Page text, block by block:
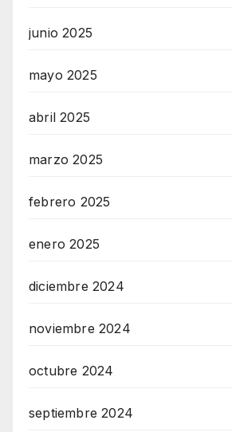
junio 2025
mayo 2025
abril 2025
marzo 2025
febrero 2025
enero 2025
diciembre 2024
noviembre 2024
octubre 2024
septiembre 2024